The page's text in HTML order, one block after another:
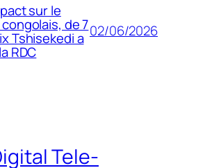
sur le
de 7
Tshisekedi a
RDC
02/06/2026
Tele-